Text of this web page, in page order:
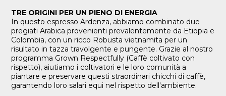
TRE ORIGINI PER UN PIENO DI ENERGIA
In questo espresso Ardenza, abbiamo combinato due
pregiati Arabica provenienti prevalentemente da Etiopia e
Colombia, con un ricco Robusta vietnamita per un
risultato in tazza travolgente e pungente. Grazie al nostro
programma Grown Respectfully (Caffè coltivato con
rispetto), aiutiamo i coltivatori e le loro comunità a
piantare e preservare questi straordinari chicchi di caffè,
garantendo loro salari equi nel rispetto dell'ambiente.